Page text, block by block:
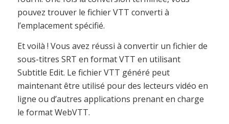
pouvez trouver le fichier VTT converti à
l’emplacement spécifié.
Et voilà ! Vous avez réussi à convertir un fichier de
sous-titres SRT en format VTT en utilisant
Subtitle Edit. Le fichier VTT généré peut
maintenant être utilisé pour des lecteurs vidéo en
ligne ou d’autres applications prenant en charge
le format WebVTT.